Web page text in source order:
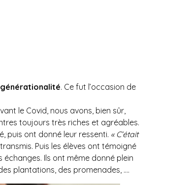
. Ce fut l’occasion de
le Covid, nous avons, bien sûr,
toujours très riches et agréables.
puis ont donné leur ressenti. « C’était
Puis les élèves ont témoigné
Ils ont même donné plein
plantations, des promenades, ….